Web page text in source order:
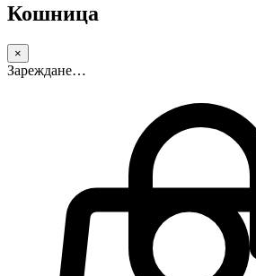
Кошница
×
Зареждане…